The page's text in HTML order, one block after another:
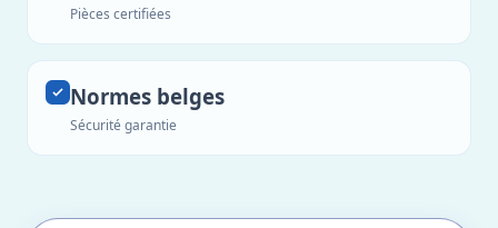
Pièces certifiées
Normes belges
Sécurité garantie